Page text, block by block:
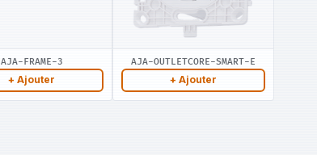
AJA-FRAME-3
+ Ajouter
AJA-OUTLETCORE-SMART-E
+ Ajouter